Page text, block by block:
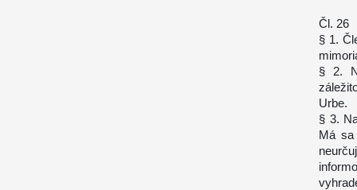
Čl. 26
§ 1.
§ 2.
Urbe.
§ 3.
Má